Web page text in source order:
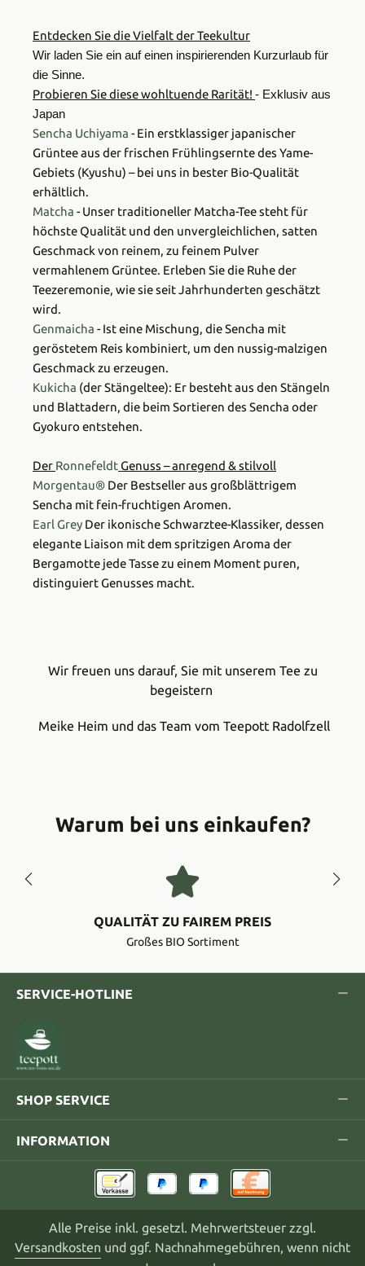
Entdecken Sie die Vielfalt der Teekultur
Wir laden Sie ein auf einen inspirierenden Kurzurlaub für
die Sinne.
Probieren Sie diese wohltuende Rarität! - Exklusiv aus
Japan
Sencha Uchiyama - Ein erstklassiger japanischer
Grüntee aus der frischen Frühlingsernte des Yame-
Gebiets (Kyushu) – bei uns in bester Bio-Qualität
erhältlich.
Matcha - Unser traditioneller Matcha-Tee steht für
höchste Qualität und den unvergleichlichen, satten
Geschmack von reinem, zu feinem Pulver
vermahlenem Grüntee. Erleben Sie die Ruhe der
Teezeremonie, wie sie seit Jahrhunderten geschätzt
wird.
Genmaicha - Ist eine Mischung, die Sencha mit
geröstetem Reis kombiniert, um den nussig-malzigen
Geschmack zu erzeugen.
Kukicha (der Stängeltee): Er besteht aus den Stängeln
und Blattadern, die beim Sortieren des Sencha oder
Gyokuro entstehen.
Der RonnefeldtGenuss – anregend & stilvoll
Morgentau® Der Bestseller aus großblättrigem
Sencha mit fein-fruchtigen Aromen.
Earl Grey Der ikonische Schwarztee-Klassiker, dessen
elegante Liaison mit dem spritzigen Aroma der
Bergamotte jede Tasse zu einem Moment puren,
distinguiert Genusses macht.
Wir freuen uns darauf, Sie mit unserem Tee zu
begeistern
Meike Heim und das Team vom Teepott Radolfzell
Warum bei uns einkaufen?
QUALITÄT ZU FAIREM PREIS
Großes BIO Sortiment
SERVICE-HOTLINE
SHOP SERVICE
INFORMATION
Alle Preise inkl. gesetzl. Mehrwertsteuer zzgl.
Versandkosten und ggf. Nachnahmegebühren, wenn nicht